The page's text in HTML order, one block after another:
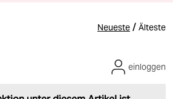
Neueste / Älteste
einloggen